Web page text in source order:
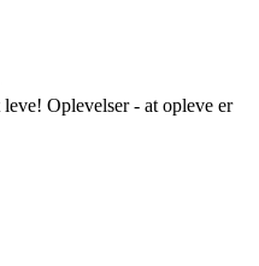
Oplevelser - at opleve er